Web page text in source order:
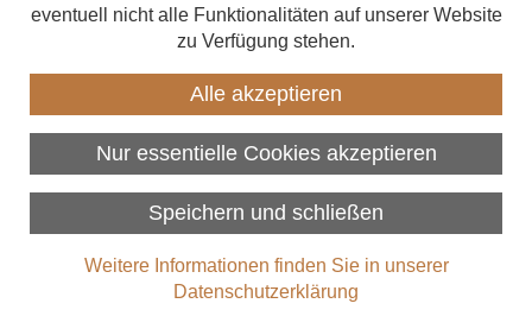
Beratungsangebote
Über uns
Hier finden Sie zum Beispiel
Holzhaus, Dachausbau, Anbau oder Aufstockung
Ideen und Inspirationen anhand realer Projekte
Interessante Fakten zum nachwachsenden Baustoff Holz
Profi-Tipps zu Planung und Finanzierung
Wir sind „Holz kann!“
Holzbau Deutschland – Bund Deutscher Zimmermeister im
Zentralverband des Deutschen Baugewerbes
eventuell nicht alle Funktionalitäten auf unserer Website
zu Verfügung stehen.
Alle akzeptieren
Nur essentielle Cookies akzeptieren
Speichern und schließen
Weitere Informationen finden Sie in unserer
Datenschutzerklärung